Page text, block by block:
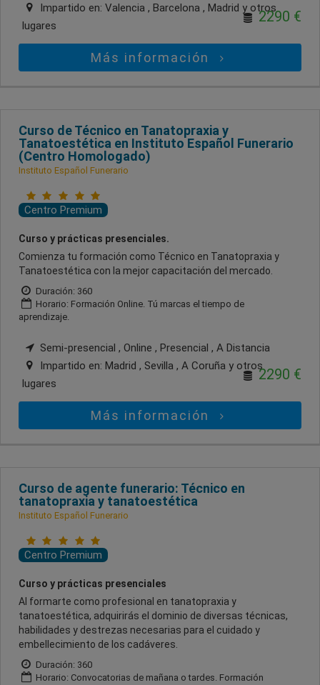
Impartido en: Valencia , Barcelona , Madrid y otros
lugares
2290 €
Más información
Curso de Técnico en Tanatopraxia y
Tanatoestética en Instituto Español Funerario
(Centro Homologado)
Instituto Español Funerario
Centro Premium
Curso y prácticas presenciales.
Comienza tu formación como Técnico en Tanatopraxia y
Tanatoestética con la mejor capacitación del mercado.
Duración: 360
Horario: Formación Online. Tú marcas el tiempo de
aprendizaje.
Semi-presencial , Online , Presencial , A Distancia
Impartido en: Madrid , Sevilla , A Coruña y otros
lugares
2290 €
Más información
Curso de agente funerario: Técnico en
tanatopraxia y tanatoestética
Instituto Español Funerario
Centro Premium
Curso y prácticas presenciales
Al formarte como profesional en tanatopraxia y
tanatoestética, adquirirás el dominio de diversas técnicas,
habilidades y destrezas necesarias para el cuidado y
embellecimiento de los cadáveres.
Duración: 360
Horario: Convocatorias de mañana o tardes. Formación